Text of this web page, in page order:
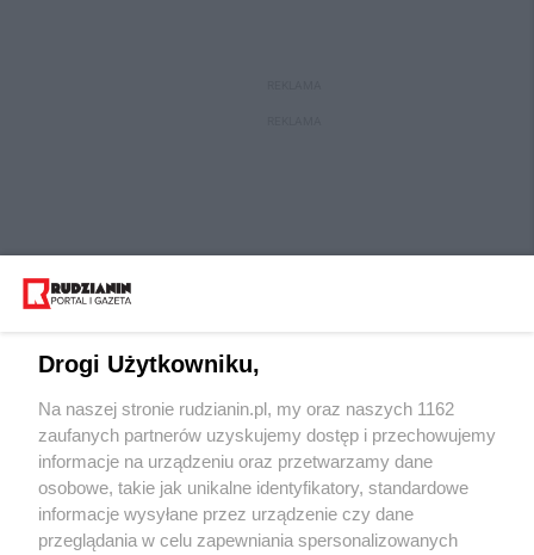
Wydawca mediów lokalnych
Drogi Użytkowniku,
Na naszej stronie rudzianin.pl, my oraz naszych 1162
zaufanych partnerów uzyskujemy dostęp i przechowujemy
informacje na urządzeniu oraz przetwarzamy dane
osobowe, takie jak unikalne identyfikatory, standardowe
informacje wysyłane przez urządzenie czy dane
przeglądania w celu zapewniania spersonalizowanych